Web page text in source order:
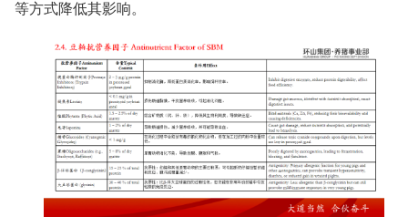
等方式降低其影响。